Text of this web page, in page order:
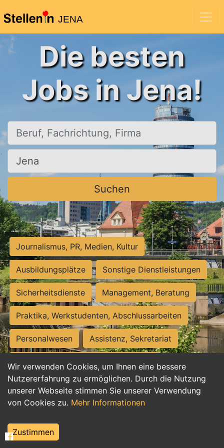
JENA
Wir verwenden Cookies, um Ihnen eine bessere
Nutzererfahrung zu ermöglichen. Durch die Nutzung
unserer Webseite stimmen Sie unserer Verwendung
von Cookies zu. Mehr Informationen
Zustimmen
Die besten
Jobs in Jena!
Beruf, Fachrichtung, Firma
Ort, Stadt
Suchen
Journalismus, PR, Medien, Kultur
Ausbildungsplätze Sonstige Dienstleistungen
Sicherheitsdienste Management, Beratung
Praktika, Werkstudenten, Abschlussarbeiten
Personalwesen Assistenz, Sekretariat
Hilfskräfte, Aushilfs- und Nebenjobs
Einkauf, Logistik, Materialwirtschaft
Weiterbildung, Studium, duale Ausbildung
Tourismus